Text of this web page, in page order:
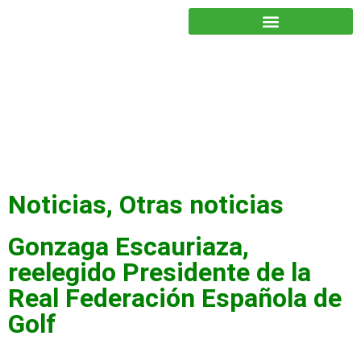
Noticias, Otras noticias
Gonzaga Escauriaza,
reelegido Presidente de la
Real Federación Española de
Golf